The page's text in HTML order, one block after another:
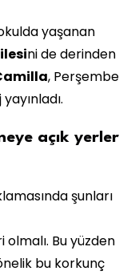
yaşanan
ni de derinden
, Perşembe
açık yerler
şunları
olmalı. Bu yüzden
bu korkunç